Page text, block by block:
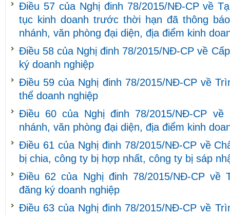
Điều 57 của Nghị đinh 78/2015/NĐ-CP về
tục kinh doanh trước thời hạn đã thông
nhánh, văn phòng đại diện, địa điểm kinh
Điều 58 của Nghị đinh 78/2015/NĐ-CP về
ký doanh nghiệp
Điều 59 của Nghị đinh 78/2015/NĐ-CP về
thể doanh nghiệp
Điều 60 của Nghị đinh 78/2015/NĐ-CP
nhánh, văn phòng đại diện, địa điểm kinh
Điều 61 của Nghị đinh 78/2015/NĐ-CP về
bị chia, công ty bị hợp nhất, công ty bị sáp
Điều 62 của Nghị đinh 78/2015/NĐ-CP về
đăng ký doanh nghiệp
Điều 63 của Nghị đinh 78/2015/NĐ-CP về